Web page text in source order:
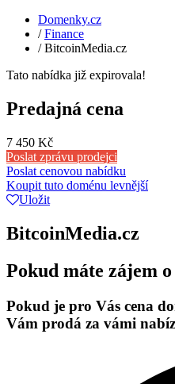
Domenky.cz
/Finance
/BitcoinMedia.cz
Tato nabídka již expirovala!
Predajná cena
7 450 Kč
Poslat zprávu prodejci
Poslat cenovou nabídku
Koupit tuto doménu levnější
Uložit
BitcoinMedia.cz
Pokud máte zájem
Pokud je pro Vás cena
Vám prodá za vámi